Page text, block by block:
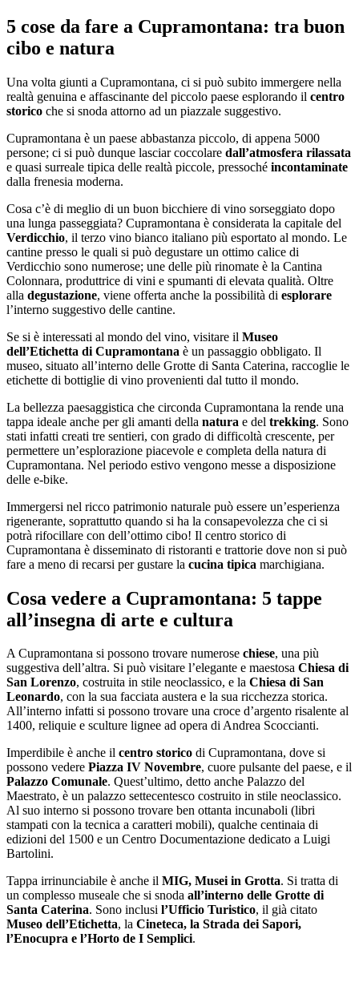
5 cose da fare a Cupramontana: tra buon
cibo e natura
Una volta giunti a Cupramontana, ci si può subito immergere nella
realtà genuina e affascinante del piccolo paese esplorando il centro
storico che si snoda attorno ad un piazzale suggestivo.
Cupramontana è un paese abbastanza piccolo, di appena 5000
persone; ci si può dunque lasciar coccolare dall’atmosfera rilassata
e quasi surreale tipica delle realtà piccole, pressoché incontaminate
dalla frenesia moderna.
Cosa c’è di meglio di un buon bicchiere di vino sorseggiato dopo
una lunga passeggiata? Cupramontana è considerata la capitale del
Verdicchio, il terzo vino bianco italiano più esportato al mondo. Le
cantine presso le quali si può degustare un ottimo calice di
Verdicchio sono numerose; une delle più rinomate è la Cantina
Colonnara, produttrice di vini e spumanti di elevata qualità. Oltre
alla degustazione, viene offerta anche la possibilità di esplorare
l’interno suggestivo delle cantine.
Se si è interessati al mondo del vino, visitare il Museo
dell’Etichetta di Cupramontana è un passaggio obbligato. Il
museo, situato all’interno delle Grotte di Santa Caterina, raccoglie le
etichette di bottiglie di vino provenienti dal tutto il mondo.
La bellezza paesaggistica che circonda Cupramontana la rende una
tappa ideale anche per gli amanti della natura e del trekking. Sono
stati infatti creati tre sentieri, con grado di difficoltà crescente, per
permettere un’esplorazione piacevole e completa della natura di
Cupramontana. Nel periodo estivo vengono messe a disposizione
delle e-bike.
Immergersi nel ricco patrimonio naturale può essere un’esperienza
rigenerante, soprattutto quando si ha la consapevolezza che ci si
potrà rifocillare con dell’ottimo cibo! Il centro storico di
Cupramontana è disseminato di ristoranti e trattorie dove non si può
fare a meno di recarsi per gustare la cucina tipica marchigiana.
Cosa vedere a Cupramontana: 5 tappe
all’insegna di arte e cultura
A Cupramontana si possono trovare numerose chiese, una più
suggestiva dell’altra. Si può visitare l’elegante e maestosa Chiesa di
San Lorenzo, costruita in stile neoclassico, e la Chiesa di San
Leonardo, con la sua facciata austera e la sua ricchezza storica.
All’interno infatti si possono trovare una croce d’argento risalente al
1400, reliquie e sculture lignee ad opera di Andrea Scoccianti.
Imperdibile è anche il centro storico di Cupramontana, dove si
possono vedere Piazza IV Novembre, cuore pulsante del paese, e il
Palazzo Comunale. Quest’ultimo, detto anche Palazzo del
Maestrato, è un palazzo settecentesco costruito in stile neoclassico.
Al suo interno si possono trovare ben ottanta incunaboli (libri
stampati con la tecnica a caratteri mobili), qualche centinaia di
edizioni del 1500 e un Centro Documentazione dedicato a Luigi
Bartolini.
Tappa irrinunciabile è anche il MIG, Musei in Grotta. Si tratta di
un complesso museale che si snoda all’interno delle Grotte di
Santa Caterina. Sono inclusi l’Ufficio Turistico, il già citato
Museo dell’Etichetta, la Cineteca, la Strada dei Sapori,
l’Enocupra e l’Horto de I Semplici.